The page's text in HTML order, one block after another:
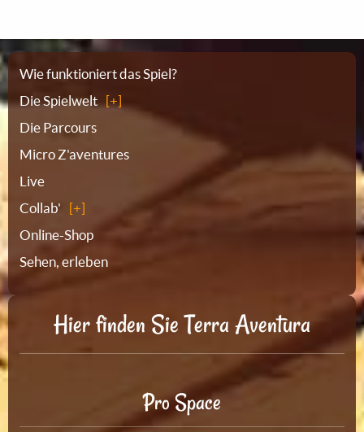
Sitemap
Wie funktioniert das Spiel?
Die Spielwelt
Die Parcours
Micro Z'aventures
Live
Collab'
Online-Shop
Sehen, erleben
Hier finden Sie Terra Aventura
Pro Space